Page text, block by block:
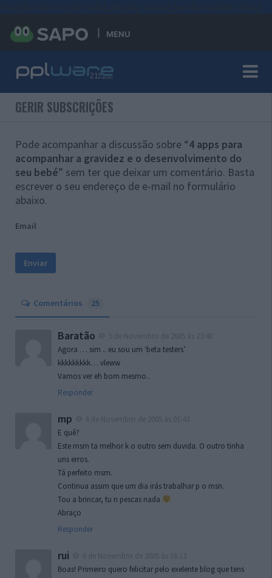
MENU
GERIR SUBSCRIÇÕES
Pode acompanhar a discussão sobre “4 apps para
acompanhar a gravidez e o desenvolvimento do
seu bebé” sem ter que deixar um comentário. Basta
escrever o seu endereço de e-mail no formulário
abaixo.
Email
Comentários 25
Baratão
Agora … sim .. eu sou um ‘beta testers’
kkkkkkkkk… vleww
Vamos ver eh bom mesmo..
Responder
mp
E quê?
Este msm ta melhor k o outro sem duvida. O outro tinha
uns erros.
Tá perfeito msm.
Continua assim que um dia irás trabalhar p o msn.
Tou a brincar, tu n pescas nada
Abraço
Responder
rui
Boas! Primeiro quero felicitar pelo exelente blog que tens